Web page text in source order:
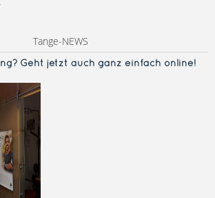
Tange-NEWS
Geht jetzt auch ganz einfach online!